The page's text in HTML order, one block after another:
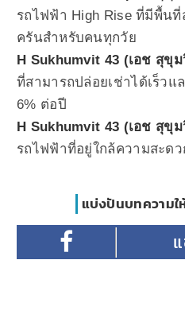
รถไฟฟ้า High Rise ที่มีพื้น
ครันสำหรับคนทุกวัย
H Sukhumvit 43 (เอช สุขุม
ที่สามารถปล่อยเช่าได้เร็ว
6% ต่อปี
H Sukhumvit 43 (เอช สุขุม
รถไฟฟ้าที่อยู่ใกล้ความสะด
แบ่งปันบทความ